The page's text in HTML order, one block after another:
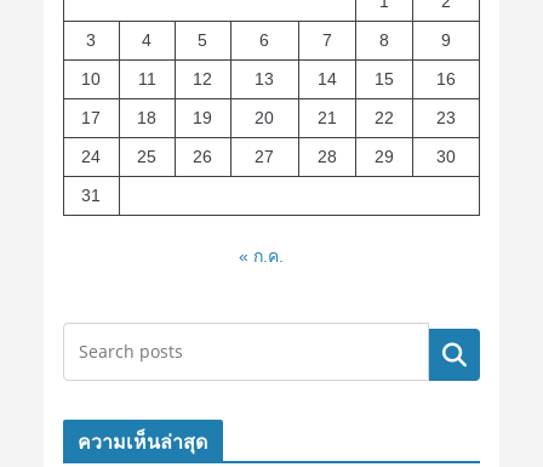
3
4 5 6 7 8
9
10
11 12 13 14 15
16
17
18 19 20 21 22
23
24
25 26 27 28 29
30
31
« ก.ค.
ค้นหา
ความเห็นล่าสุด